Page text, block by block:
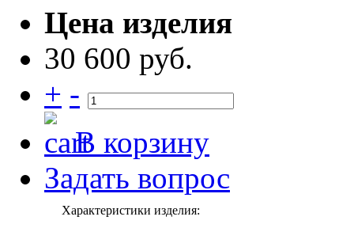
Цена изделия
30 600 руб.
+ -
В корзину
Задать вопрос
Характеристики изделия: